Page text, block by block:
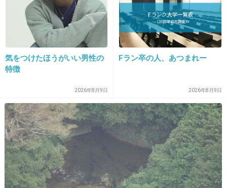
一年前
安ＮＡＶＩ～ムツゴロウとゆかいな動物図
鑑 - YouTube
www.youtube.com
-0
22. 匿名2013/04/04(木) 21:04:40
この人麻雀もすごい強いんだよね
プロの中でもトップレベルらしい...!
+13 -1
気をつけたほうがいい男性の
特徴
2026年8月9日
Fラン卒の人、あつまれー
2026年8月9日